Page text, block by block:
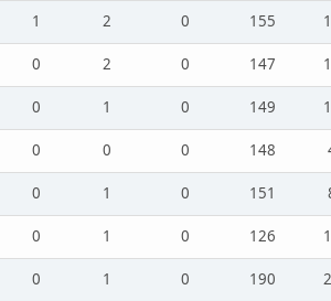
1 2 0 155
0 2 0 147
0 1 0 149
0 0 0 148
0 1 0 151
0 1 0 126
0 1 0 190